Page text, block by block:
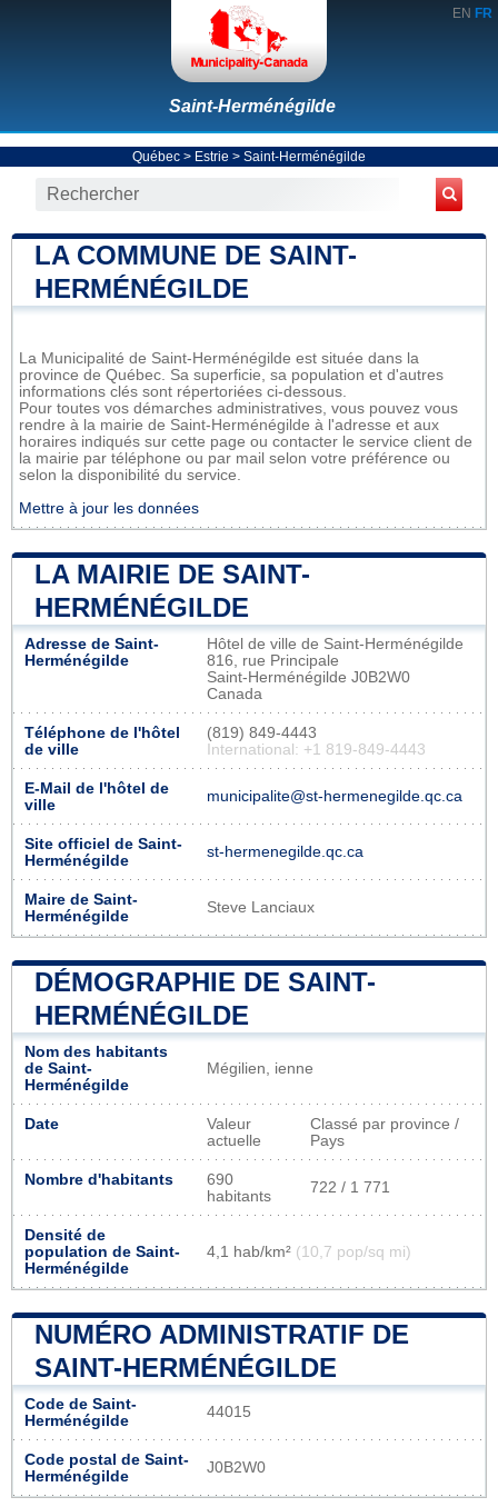
EN FR
Saint-Herménégilde
Québec > Estrie > Saint-Herménégilde
LA COMMUNE DE SAINT-
HERMÉNÉGILDE
La Municipalité de Saint-Herménégilde est située dans la
province de Québec. Sa superficie, sa population et d'autres
informations clés sont répertoriées ci-dessous.
Pour toutes vos démarches administratives, vous pouvez vous
rendre à la mairie de Saint-Herménégilde à l'adresse et aux
horaires indiqués sur cette page ou contacter le service client de
la mairie par téléphone ou par mail selon votre préférence ou
selon la disponibilité du service.
Mettre à jour les données
LA MAIRIE DE SAINT-
HERMÉNÉGILDE
Adresse de Saint-
Herménégilde
Hôtel de ville de Saint-Herménégilde
816, rue Principale
Saint-Herménégilde J0B2W0
Canada
Téléphone de l'hôtel
de ville
(819) 849-4443
International: +1 819-849-4443
E-Mail de l'hôtel de
ville
municipalite@st-hermenegilde.qc.ca
Site officiel de Saint-
Herménégilde
st-hermenegilde.qc.ca
Maire de Saint-
Herménégilde
Steve Lanciaux
DÉMOGRAPHIE DE SAINT-
HERMÉNÉGILDE
Nom des habitants
de Saint-
Herménégilde
Mégilien, ienne
Date
Valeur
actuelle
Classé par province /
Pays
Nombre d'habitants
690
habitants
722 / 1 771
Densité de
population de Saint-
Herménégilde
4,1 hab/km² (10,7 pop/sq mi)
NUMÉRO ADMINISTRATIF DE
SAINT-HERMÉNÉGILDE
Code de Saint-
Herménégilde
44015
Code postal de Saint-
Herménégilde
J0B2W0